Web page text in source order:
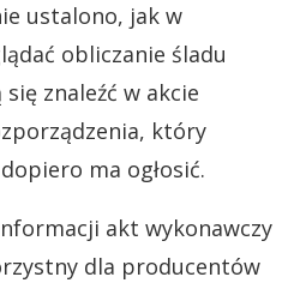
ustalono, jak w
obliczanie śladu
znaleźć w akcie
który
ma ogłosić.
akt wykonawczy
dla producentów